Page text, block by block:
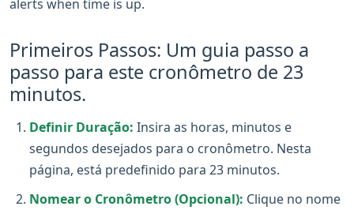
alerts when time is up.
Primeiros Passos: Um guia passo a
passo para este cronômetro de 23
minutos.
Definir Duração: Insira as horas, minutos e
segundos desejados para o cronômetro. Nesta
página, está predefinido para 23 minutos.
Nomear o Cronômetro (Opcional): Clique no nome